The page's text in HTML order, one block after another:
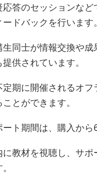
応答のセッションなど
ドバックを行います。
生同士が情報交換や成
供されています。
定期に開催されるオフ
とができます。
ト期間は、購入から
に教材を視聴し、サポ